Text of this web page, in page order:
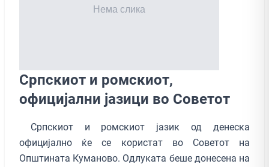
Српскиот и ромскиот,
официјални јазици во Советот
Српскиот и ромскиот јазик од денеска
официјално ќе се користат во Советот на
Општината Куманово. Одлуката беше донесена на